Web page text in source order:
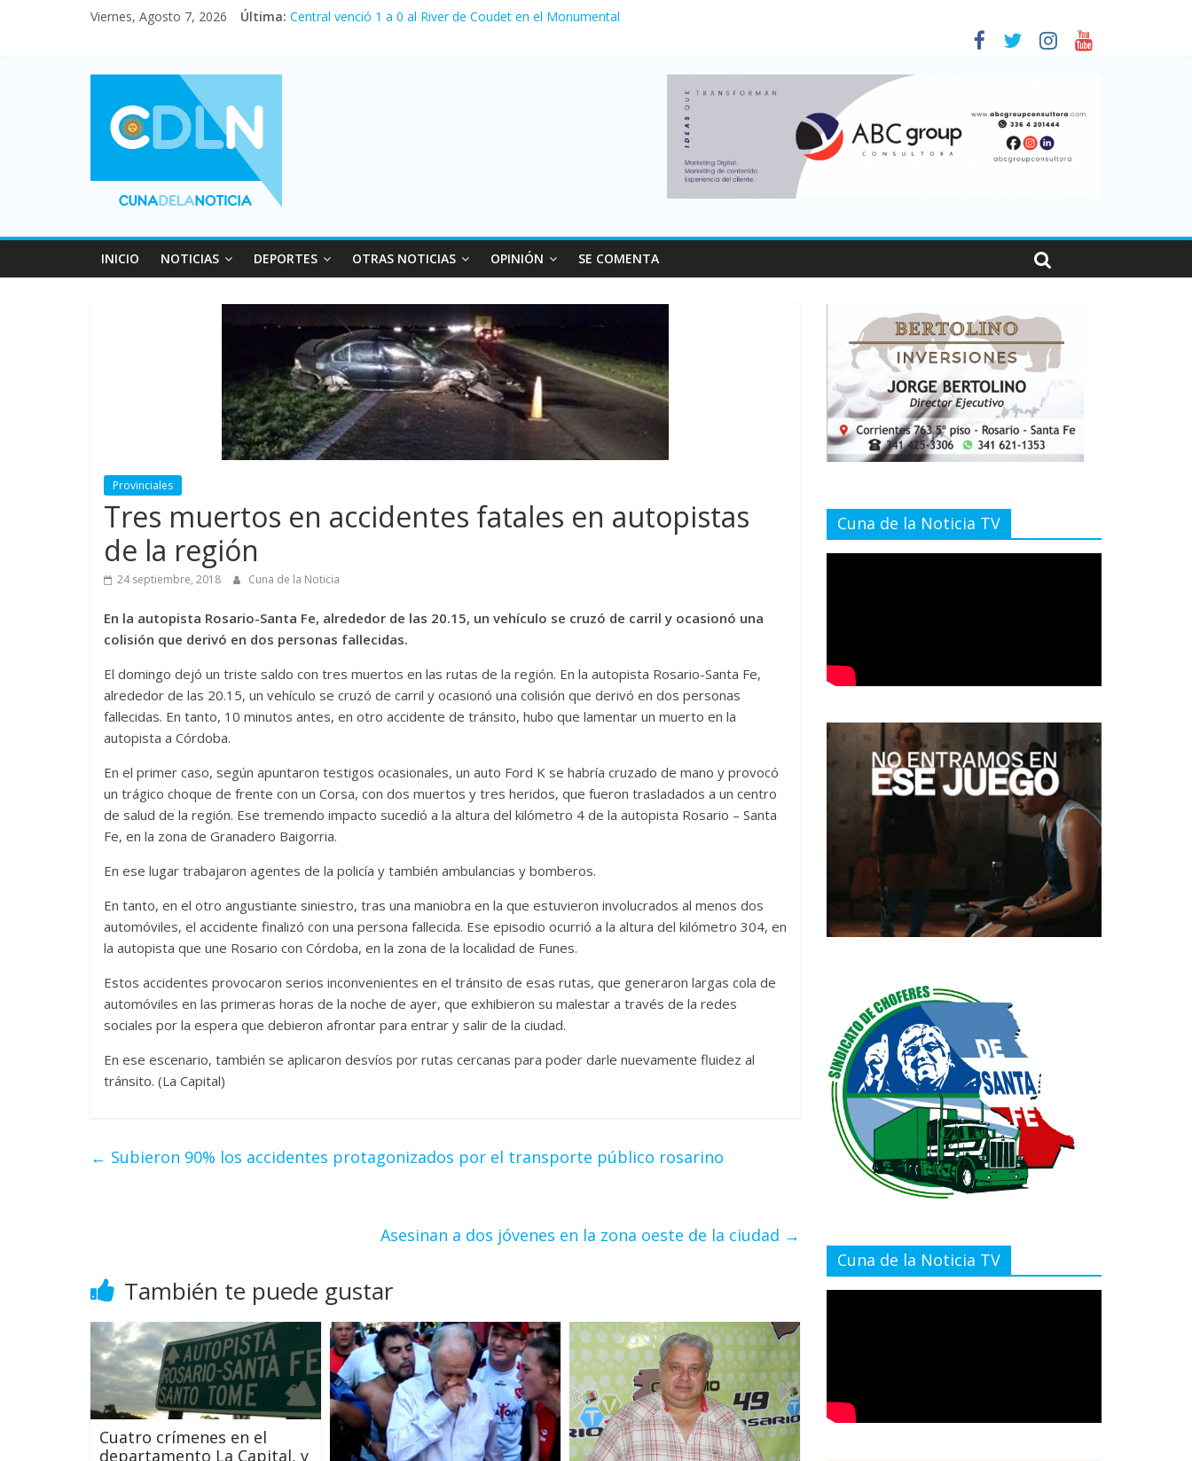
Viernes, Agosto 7, 2026 Última: Central venció 1 a 0 al River de Coudet en el Monumental
Vacaciones de invierno con más movimiento y consumo turístico: 4,6 millones de personas viajaron por el país, un 5,9% más que en 2025
Fuerte caída de la venta de autos usados en julio: bajó un 12,6% interanual
INICIO NOTICIAS DEPORTES OTRAS NOTICIAS OPINIÓN SE COMENTA
Provinciales
Tres muertos en accidentes fatales en autopistas
de la región
24 septiembre, 2018 Cuna de la Noticia
En la autopista Rosario-Santa Fe, alrededor de las 20.15, un vehículo se cruzó de carril y ocasionó una
colisión que derivó en dos personas fallecidas.
El domingo dejó un triste saldo con tres muertos en las rutas de la región. En la autopista Rosario-Santa Fe,
alrededor de las 20.15, un vehículo se cruzó de carril y ocasionó una colisión que derivó en dos personas
fallecidas. En tanto, 10 minutos antes, en otro accidente de tránsito, hubo que lamentar un muerto en la
autopista a Córdoba.
En el primer caso, según apuntaron testigos ocasionales, un auto Ford K se habría cruzado de mano y provocó
un trágico choque de frente con un Corsa, con dos muertos y tres heridos, que fueron trasladados a un centro
de salud de la región. Ese tremendo impacto sucedió a la altura del kilómetro 4 de la autopista Rosario – Santa
Fe, en la zona de Granadero Baigorria.
En ese lugar trabajaron agentes de la policía y también ambulancias y bomberos.
En tanto, en el otro angustiante siniestro, tras una maniobra en la que estuvieron involucrados al menos dos
automóviles, el accidente finalizó con una persona fallecida. Ese episodio ocurrió a la altura del kilómetro 304, en
la autopista que une Rosario con Córdoba, en la zona de la localidad de Funes.
Estos accidentes provocaron serios inconvenientes en el tránsito de esas rutas, que generaron largas cola de
automóviles en las primeras horas de la noche de ayer, que exhibieron su malestar a través de la redes
sociales por la espera que debieron afrontar para entrar y salir de la ciudad.
En ese escenario, también se aplicaron desvíos por rutas cercanas para poder darle nuevamente fluidez al
tránsito. (La Capital)
← Subieron 90% los accidentes protagonizados por el transporte público rosarino
Asesinan a dos jóvenes en la zona oeste de la ciudad →
También te puede gustar
Cuatro crímenes en el
departamento La Capital, y
Cuna de la Noticia TV
Cuna de la Noticia TV